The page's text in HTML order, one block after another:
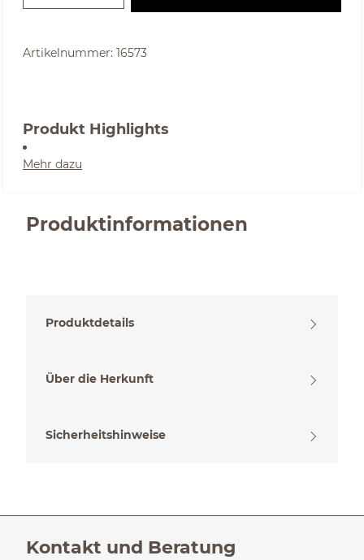
Artikelnummer: 16573
Produkt Highlights
Mehr dazu
Produktinformationen
Produktdetails
Über die Herkunft
Sicherheitshinweise
Kontakt und Beratung